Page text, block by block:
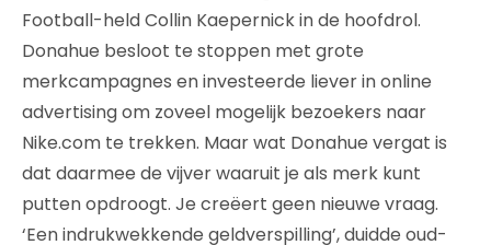
Football-held Collin Kaepernick in de hoofdrol.
Donahue besloot te stoppen met grote
merkcampagnes en investeerde liever in online
advertising om zoveel mogelijk bezoekers naar
Nike.com te trekken. Maar wat Donahue vergat is
dat daarmee de vijver waaruit je als merk kunt
putten opdroogt. Je creëert geen nieuwe vraag.
‘Een indrukwekkende geldverspilling’, duidde oud-